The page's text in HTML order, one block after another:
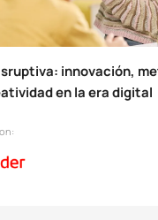
innovación,
en la era digital